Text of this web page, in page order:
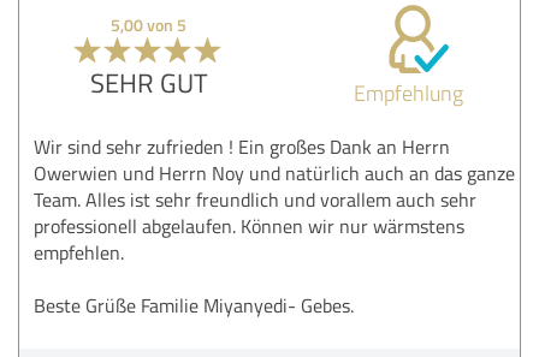
5,00 von 5
SEHR GUT Empfehlung
Wir sind sehr zufrieden ! Ein großes Dank an Herrn
Owerwien und Herrn Noy und natürlich auch an das ganze
Team. Alles ist sehr freundlich und vorallem auch sehr
professionell abgelaufen. Können wir nur wärmstens
empfehlen.
Beste Grüße Familie Miyanyedi- Gebes.